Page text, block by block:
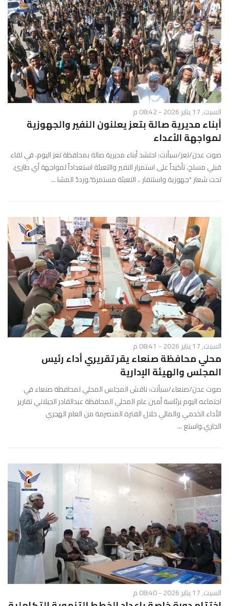
السبت, 17 يناير 2026 - 08:42 م
أبناء مديرية صالة بتعز يعلنون النفير والجهوزية
لمواجهة الأعداء
صوت عدن/تعز/سبأنت: احتشد أبناء مديرية صالة بمحافظة تعز اليوم، في لقاء
قبلي مسلح، تأكيداً على استمرار النفير والتعبئة استعداداً لمواجهة أي طارئ،
تحت شعار "جهوزية واستنفار .. التعبئة مستمرة".ورددّ المشا ...
السبت, 17 يناير 2026 - 08:41 م
محلي محافظة صنعاء يقر تقريري أداء رئيس
المجلس والهيئة الإدارية
صوت عدن/صنعاء/سبأنت: ناقش المجلس المحلي لمحافظة صنعاء في
اجتماعه اليوم برئاسة أمين عام المحلي المحافظة عبدالقادر الجيلاني تقارير
الأداء الخدمي والمالي خلال الفترة المنصرمة من العام الهجري
الجاري.واستع ...
السبت, 17 يناير 2026 - 08:40 م